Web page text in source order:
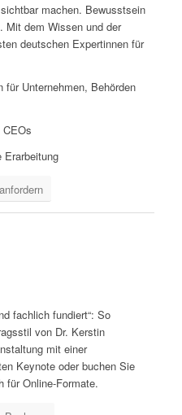
machen. Bewusstsein
Mit dem Wissen und der
deutschen Expertinnen für
für Unternehmen, Behörden
fachlich fundiert“: So
von Dr. Kerstin
mit einer
Keynote oder buchen Sie
für Online-Formate.